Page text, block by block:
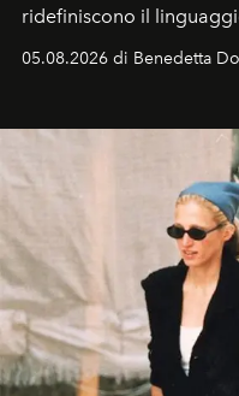
ridefiniscono il
protagonisti del
contemporanea e
di esprimere identità,
05.08.2026 di Benedetta